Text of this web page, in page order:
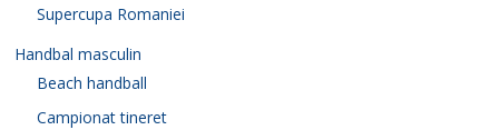
Supercupa Romaniei
Handbal masculin
Beach handball
Campionat tineret